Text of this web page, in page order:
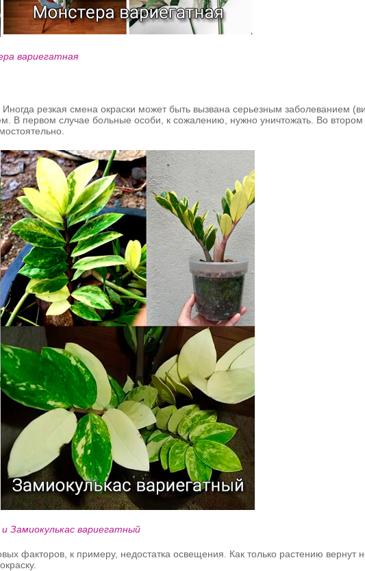
вариегатная
резкая смена окраски может быть вызвана серьезным заболеванием
В первом случае больные особи, к сожалению, нужно уничтожать. Во втором
вариегатный
факторов, к примеру, недостатка освещения. Как только растению вернут